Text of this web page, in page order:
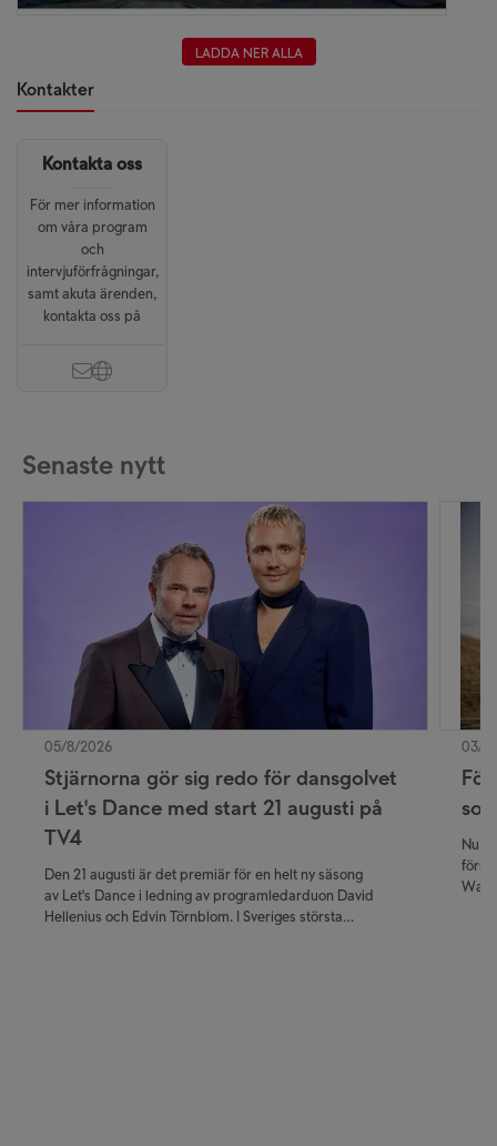
LADDA NER ALLA
Kontakter
Kontakta oss
För mer information
om våra program
och
intervjuförfrågningar,
samt akuta ärenden,
kontakta oss på
Senaste nytt
05/8/2026
Stjärnorna gör sig redo för dansgolvet
i Let's Dance med start 21 augusti på
TV4
Den 21 augusti är det premiär för en helt ny säsong
av Let's Dance i ledning av programledarduon David
Hellenius och Edvin Törnblom. I Sveriges största
03/
Nu